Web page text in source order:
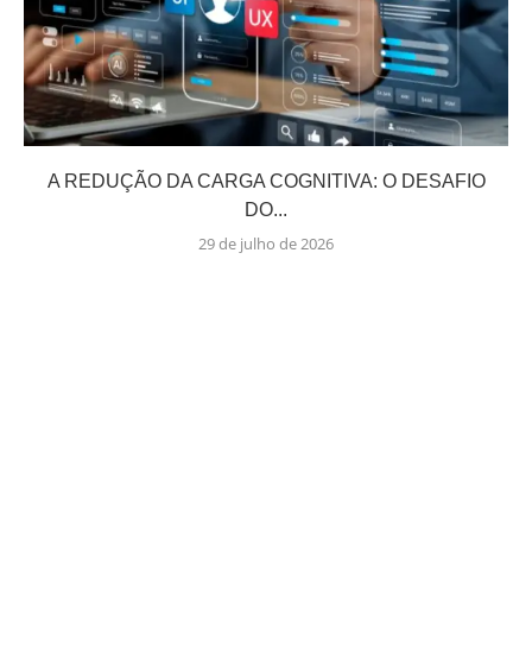
A REDUÇÃO DA CARGA COGNITIVA: O DESAFIO
DO...
29 de julho de 2026